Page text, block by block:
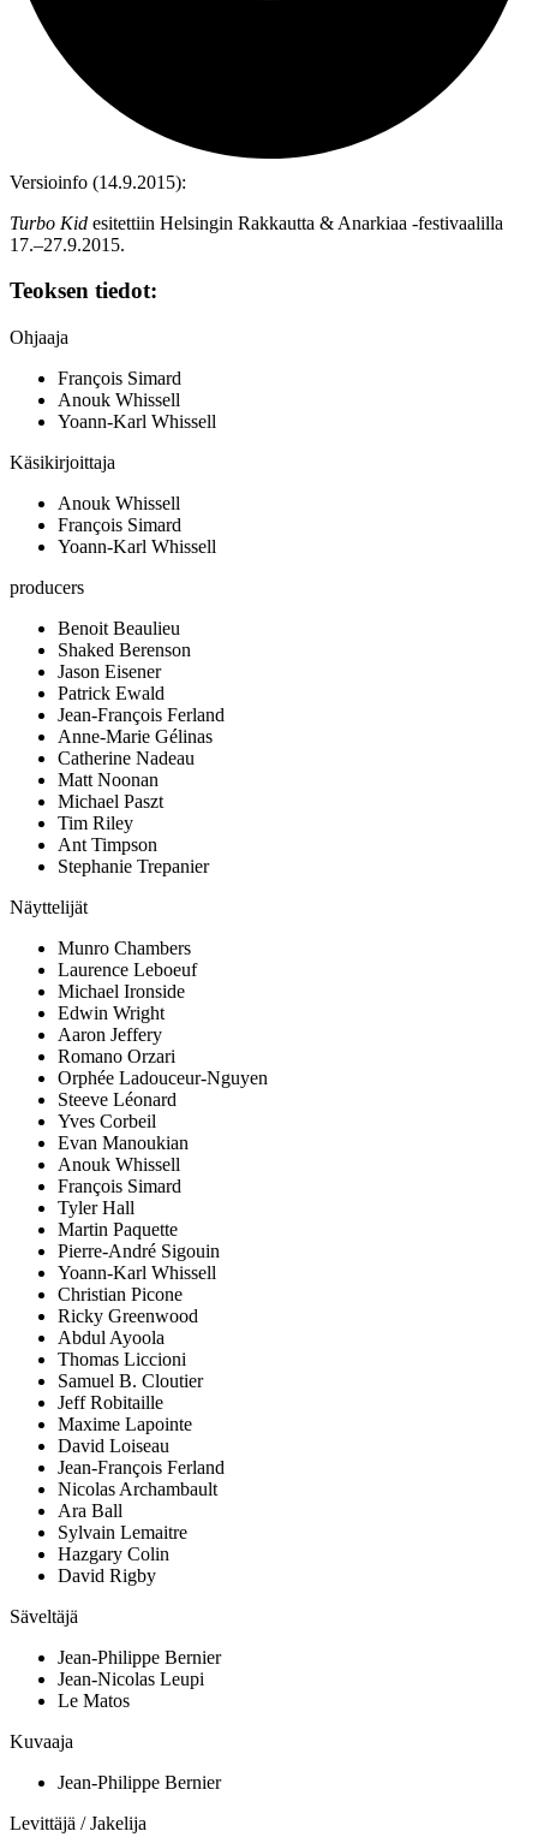
Versioinfo (14.9.2015):
Turbo Kid esitettiin Helsingin Rakkautta & Anarkiaa ‑festivaalilla
17.–27.9.2015.
Teoksen tiedot:
Ohjaaja
François Simard
Anouk Whissell
Yoann-Karl Whissell
Käsikirjoittaja
Anouk Whissell
François Simard
Yoann-Karl Whissell
producers
Benoit Beaulieu
Shaked Berenson
Jason Eisener
Patrick Ewald
Jean-François Ferland
Anne-Marie Gélinas
Catherine Nadeau
Matt Noonan
Michael Paszt
Tim Riley
Ant Timpson
Stephanie Trepanier
Näyttelijät
Munro Chambers
Laurence Leboeuf
Michael Ironside
Edwin Wright
Aaron Jeffery
Romano Orzari
Orphée Ladouceur-Nguyen
Steeve Léonard
Yves Corbeil
Evan Manoukian
Anouk Whissell
François Simard
Tyler Hall
Martin Paquette
Pierre-André Sigouin
Yoann-Karl Whissell
Christian Picone
Ricky Greenwood
Abdul Ayoola
Thomas Liccioni
Samuel B. Cloutier
Jeff Robitaille
Maxime Lapointe
David Loiseau
Jean-François Ferland
Nicolas Archambault
Ara Ball
Sylvain Lemaitre
Hazgary Colin
David Rigby
Säveltäjä
Jean-Philippe Bernier
Jean-Nicolas Leupi
Le Matos
Kuvaaja
Jean-Philippe Bernier
Levittäjä / Jakelija